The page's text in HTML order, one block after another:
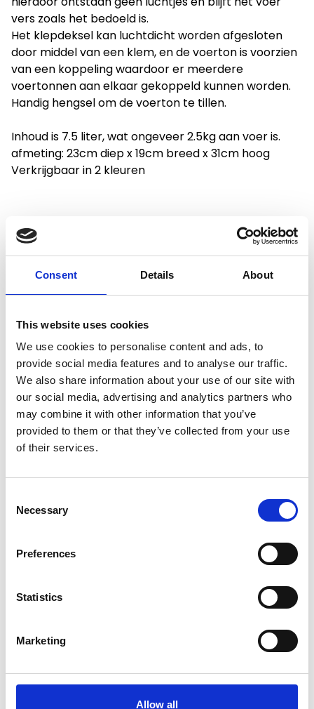
Consent Details About
This website uses cookies
We use cookies to personalise content and ads, to
provide social media features and to analyse our traffic.
We also share information about your use of our site with
our social media, advertising and analytics partners who
may combine it with other information that you’ve
provided to them or that they’ve collected from your use
of their services.
Selection
Necessary
Preferences
Statistics
Marketing
Allow all
vers zoals het bedoeld is.
Het klepdeksel kan luchtdicht worden afgesloten
door middel van een klem, en de voerton is voorzien
van een koppeling waardoor er meerdere
voertonnen aan elkaar gekoppeld kunnen worden.
Handig hengsel om de voerton te tillen.
Inhoud is 7.5 liter, wat ongeveer 2.5kg aan voer is.
afmeting: 23cm diep x 19cm breed x 31cm hoog
Verkrijgbaar in 2 kleuren
Productspecificaties
Gewicht
2 kg
Voorraad
24
Artikelcode
98550
EAN
8003507985506
Merk:
Stefanplast Voerton met
Kies uw uitvoering